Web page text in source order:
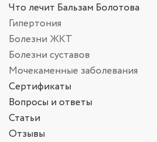
Что лечит Бальзам Болотова
Гипертония
Болезни ЖКТ
Болезни суставов
Мочекаменные заболевания
Сертификаты
Вопросы и ответы
Статьи
Отзывы